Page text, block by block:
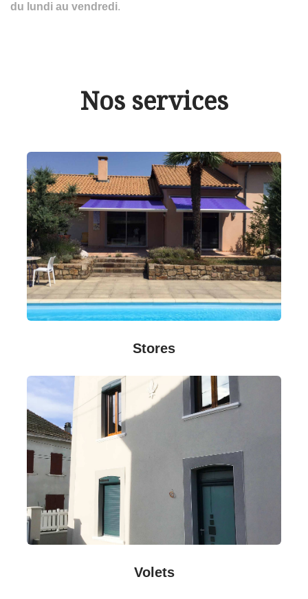
du lundi au vendredi.
Nos services
Stores
Volets